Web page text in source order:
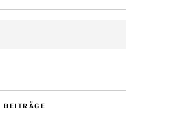
BEITRÄGE